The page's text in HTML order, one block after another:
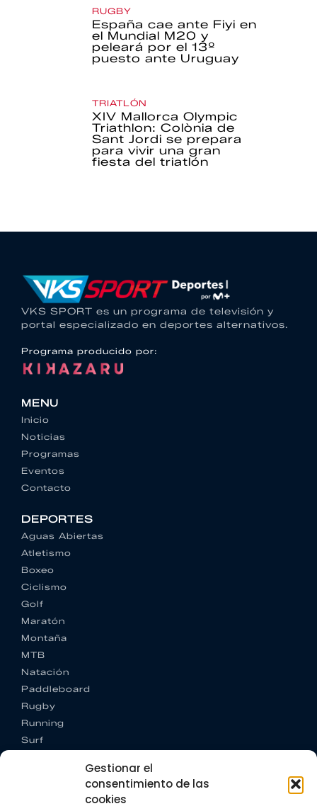
Gestionar el
consentimiento de las
cookies
RUGBY
España cae ante Fiyi en
el Mundial M20 y
peleará por el 13º
puesto ante Uruguay
TRIATLÓN
XIV Mallorca Olympic
Triathlon: Colònia de
Sant Jordi se prepara
para vivir una gran
fiesta del triatlón
VKS SPORT es un programa de televisión y
portal especializado en deportes alternativos.
Programa producido por:
MENU
Inicio
Noticias
Programas
Eventos
Contacto
DEPORTES
Aguas Abiertas
Atletismo
Boxeo
Ciclismo
Golf
Maratón
Montaña
MTB
Natación
Paddleboard
Rugby
Running
Surf
CONTACTO